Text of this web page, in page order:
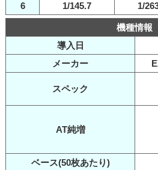
6
1/145.7 1/
機種情報
導入日
メーカー
スペック
AT純増
ベース(50枚あたり)